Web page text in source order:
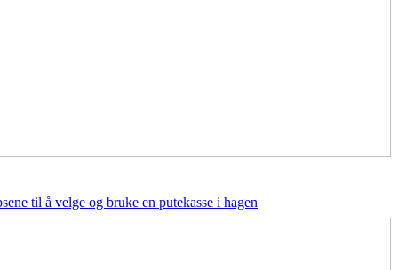
til å velge og bruke en putekasse i hagen